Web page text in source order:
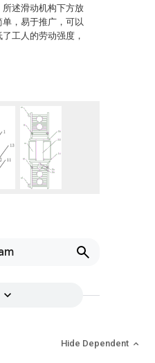
述滑动机构下方放
，易于推广，可以
工人的劳动强度，
Hide Dependent